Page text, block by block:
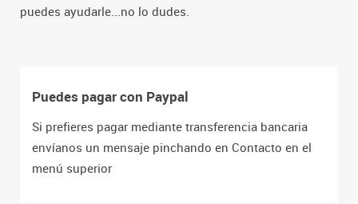
puedes ayudarle...no lo dudes.
Puedes pagar con Paypal
Si prefieres pagar mediante transferencia bancaria
envíanos un mensaje pinchando en Contacto en el
menú superior